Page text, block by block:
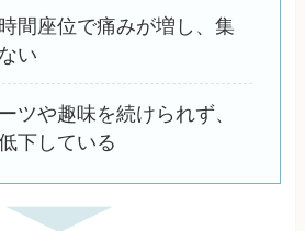
間座位で痛みが増し、集
い
ツや趣味を続けられず、
下している